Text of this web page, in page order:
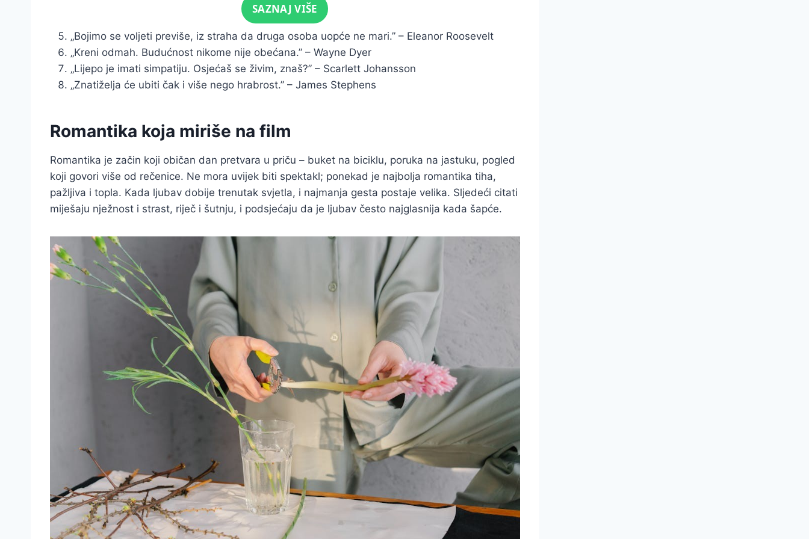
SAZNAJ VIŠE
„Bojimo se voljeti previše, iz straha da druga osoba uopće ne mari.” – Eleanor Roosevelt
„Kreni odmah. Budućnost nikome nije obećana.” – Wayne Dyer
„Lijepo je imati simpatiju. Osjećaš se živim, znaš?” – Scarlett Johansson
„Znatiželja će ubiti čak i više nego hrabrost.” – James Stephens
Romantika koja miriše na film
Romantika je začin koji običan dan pretvara u priču – buket na biciklu, poruka na jastuku, pogled
koji govori više od rečenice. Ne mora uvijek biti spektakl; ponekad je najbolja romantika tiha,
pažljiva i topla. Kada ljubav dobije trenutak svjetla, i najmanja gesta postaje velika. Sljedeći citati
miješaju nježnost i strast, riječ i šutnju, i podsjećaju da je ljubav često najglasnija kada šapće.